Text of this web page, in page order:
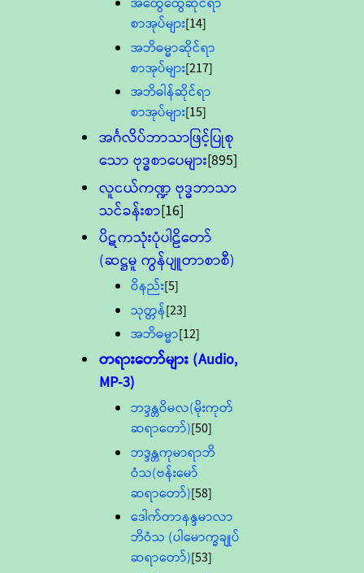
စာအုပ်များ[14]
အဘိဓမ္မာဆိုင်ရာ
စာအုပ်များ[217]
အဘိဓါန်ဆိုင်ရာ
စာအုပ်များ[15]
အင်္ဂလိပ်ဘာသာဖြင့်ပြုစု
သော ဗုဒ္ဓစာပေများ[895]
လူငယ်ကဏ္ဍ ဗုဒ္ဓဘာသာ
သင်ခန်းစာ[16]
ပိဋကသုံးပုံပါဠိတော်
(ဆဋ္ဌမူ ကွန်ပျူတာစာစီ)
ဝိနည်း[5]
သုတ္တန်[23]
အဘိဓမ္မာ[12]
တရားတော်များ (Audio,
MP-3)
ဘဒ္ဒန္တဝိမလ(မိုးကုတ်
ဆရာတော်)[50]
ဘဒ္ဒန္တကုမာရာဘိ
ဝံသ(ဗန်းမော်
ဆရာတော်)[58]
ဒေါက်တာနန္ဒမာလာ
ဘိဝံသ (ပါမောက္ခချုပ်
ဆရာတော်)[53]